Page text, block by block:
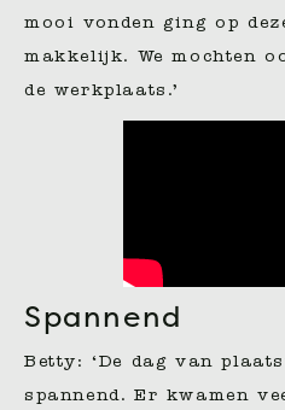
mooi vonden ging op
makkelijk. We mochten
de werkplaats.’
Spannend
Betty: ‘De dag van
spannend. Er kwamen